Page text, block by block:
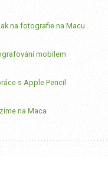
na fotografie na Macu
mobilem
s Apple Pencil
na Maca